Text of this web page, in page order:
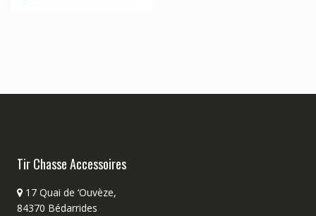
Tir Chasse Accessoires
17 Quai de ‘Ouvèze,
84370 Bédarrides